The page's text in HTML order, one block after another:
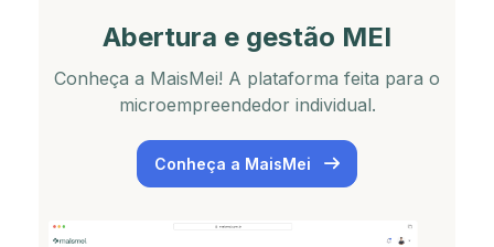
Abertura e gestão MEI
Conheça a MaisMei! A plataforma feita para o
microempreendedor individual.
Conheça a MaisMei